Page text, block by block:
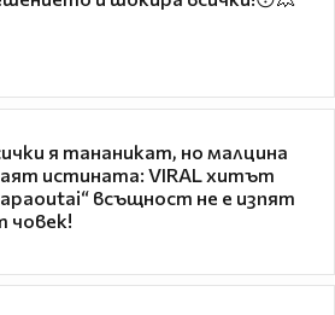
я тананикат, но малцина
истината: VIRAL хитът
всъщност не е изпят
човек!